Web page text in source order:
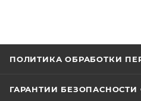
ПОЛИТИКА ОБРАБОТКИ
ГАРАНТИИ